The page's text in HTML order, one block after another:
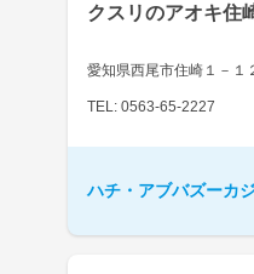
クスリのアオキ住
愛知県西尾市住崎１－１
TEL: 0563-65-2227
ハチ・アブバズーカ